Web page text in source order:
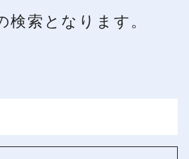
検索となります。